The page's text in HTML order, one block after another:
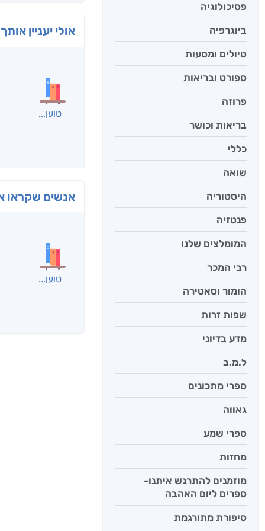
פסיכולוגיה
ביוגרפיה
טיולים ומסעות
ספורט ובריאות
פרוזה
בריאות וכושר
כללי
שואה
היסטוריה
פנטזיה
המומלצים שלנו
רבי המכר
הומור וסאטירה
שפות זרות
מדע בדיוני
ל.מ.ב
ספרי מתכונים
גאווה
ספרי שמע
מחזות
מוזמנים להתרגש איתנו-
ספרים ליום האהבה
סיפורת מתורגמת
אולי יעניין